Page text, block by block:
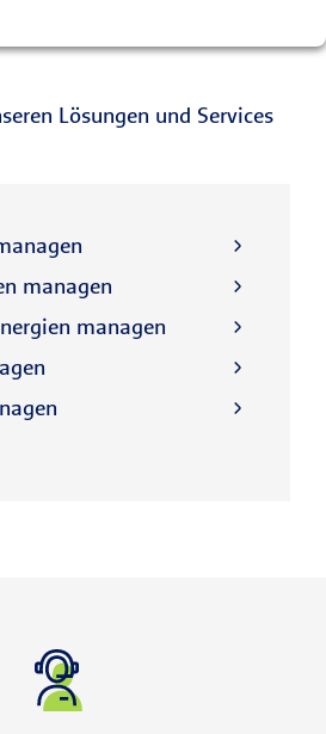
Lösungen und Services
managen
managen